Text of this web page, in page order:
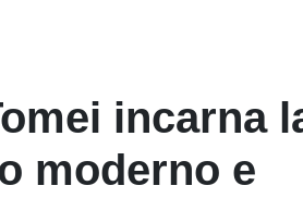
incarna
moderno e